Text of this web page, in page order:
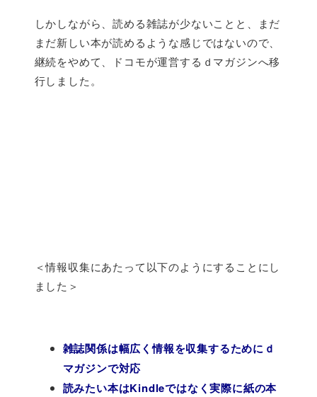
しかしながら、読める雑誌が少ないことと、まだ
まだ新しい本が読めるような感じではないので、
継続をやめて、ドコモが運営するｄマガジンへ移
行しました。
＜情報収集にあたって以下のようにすることにし
ました＞
雑誌関係は幅広く情報を収集するためにｄ
マガジンで対応
読みたい本はKindleではなく実際に紙の本